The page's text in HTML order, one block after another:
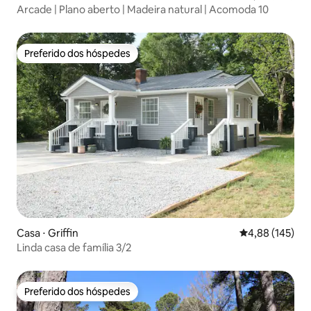
Arcade | Plano aberto | Madeira natural | Acomoda 10
Preferido dos hóspedes
Preferido dos hóspedes
Casa ⋅ Griffin 4,88 de uma
4,88 (145)
Linda casa de família 3/2
Preferido dos hóspedes
Preferido dos hóspedes